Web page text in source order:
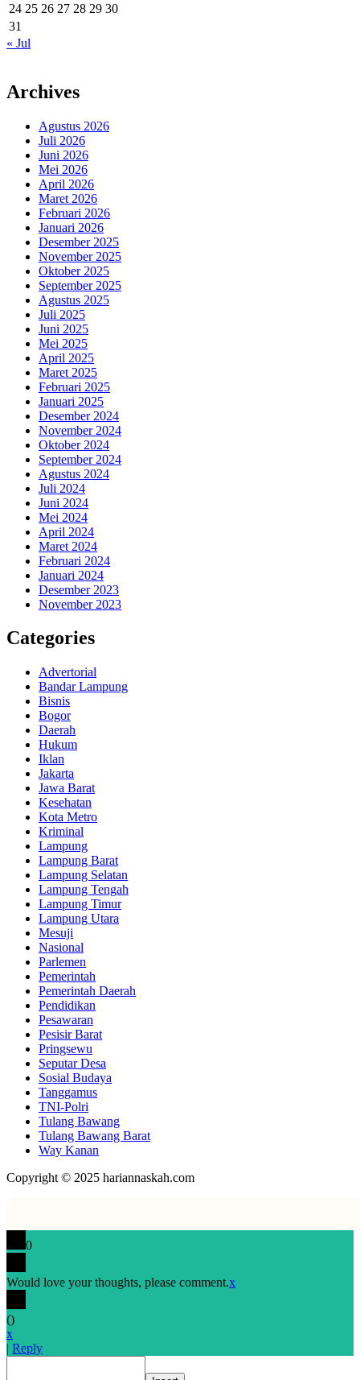
24 25 26 27 28 29 30
31
« Jul
Archives
Agustus 2026
Juli 2026
Juni 2026
Mei 2026
April 2026
Maret 2026
Februari 2026
Januari 2026
Desember 2025
November 2025
Oktober 2025
September 2025
Agustus 2025
Juli 2025
Juni 2025
Mei 2025
April 2025
Maret 2025
Februari 2025
Januari 2025
Desember 2024
November 2024
Oktober 2024
September 2024
Agustus 2024
Juli 2024
Juni 2024
Mei 2024
April 2024
Maret 2024
Februari 2024
Januari 2024
Desember 2023
November 2023
Categories
Advertorial
Bandar Lampung
Bisnis
Bogor
Daerah
Hukum
Iklan
Jakarta
Jawa Barat
Kesehatan
Kota Metro
Kriminal
Lampung
Lampung Barat
Lampung Selatan
Lampung Tengah
Lampung Timur
Lampung Utara
Mesuji
Nasional
Parlemen
Pemerintah
Pemerintah Daerah
Pendidikan
Pesawaran
Pesisir Barat
Pringsewu
Seputar Desa
Sosial Budaya
Tanggamus
TNI-Polri
Tulang Bawang
Tulang Bawang Barat
Way Kanan
Copyright © 2025 hariannaskah.com
0
Would love your thoughts, please comment.x
()
x
| Reply